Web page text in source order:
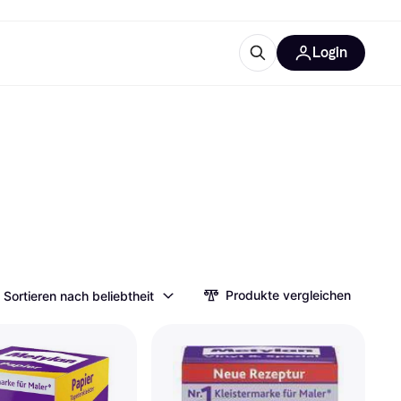
Login
Sortieren nach beliebtheit Produkte vergleichen